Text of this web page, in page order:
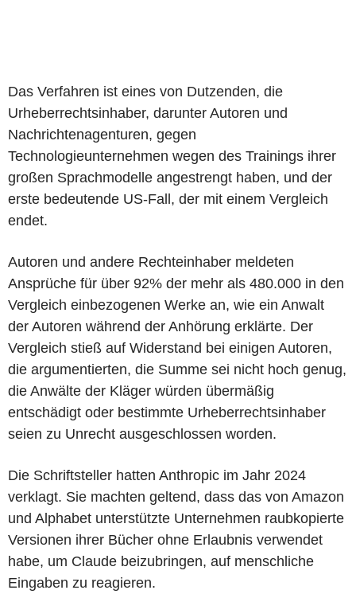
Das Verfahren ist eines von Dutzenden, die
Urheberrechtsinhaber, darunter Autoren und
Nachrichtenagenturen, gegen
Technologieunternehmen wegen des Trainings ihrer
großen Sprachmodelle angestrengt haben, und der
erste bedeutende US-Fall, der mit einem Vergleich
endet.
Autoren und andere Rechteinhaber meldeten
Ansprüche für über 92% der mehr als 480.000 in den
Vergleich einbezogenen Werke an, wie ein Anwalt
der Autoren während der Anhörung erklärte. Der
Vergleich stieß auf Widerstand bei einigen Autoren,
die argumentierten, die Summe sei nicht hoch genug,
die Anwälte der Kläger würden übermäßig
entschädigt oder bestimmte Urheberrechtsinhaber
seien zu Unrecht ausgeschlossen worden.
Die Schriftsteller hatten Anthropic im Jahr 2024
verklagt. Sie machten geltend, dass das von Amazon
und Alphabet unterstützte Unternehmen raubkopierte
Versionen ihrer Bücher ohne Erlaubnis verwendet
habe, um Claude beizubringen, auf menschliche
Eingaben zu reagieren.